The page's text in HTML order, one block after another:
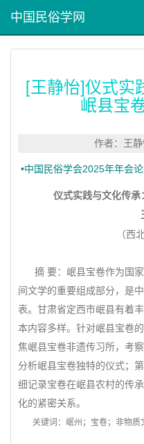
中国民俗学网
[王静怡]仪式实
岷县宝
作者：王
•中国民俗学会2025年年会论
仪式实践与文化传
（西
摘 要：岷县宝卷作为国
间文学的重要组成部分，是
表。甘肃省定西市岷县有着
本内容多样。针对岷县宝卷
焦岷县宝卷非遗传习所，考
分析岷县宝卷独特的仪式；
细记录宝卷在岷县农村的传
化的紧密关系。
关键词：岷州；宝卷；非物质